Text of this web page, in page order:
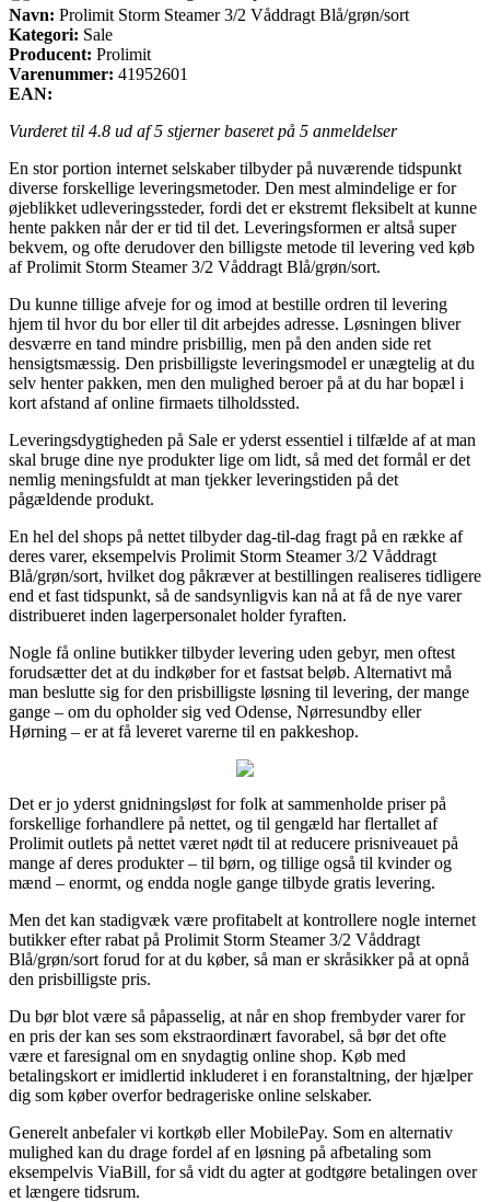
Navn: Prolimit Storm Steamer 3/2 Våddragt Blå/grøn/sort
Kategori: Sale
Producent: Prolimit
Varenummer: 41952601
EAN:
Vurderet til 4.8 ud af 5 stjerner baseret på 5 anmeldelser
En stor portion internet selskaber tilbyder på nuværende tidspunkt
diverse forskellige leveringsmetoder. Den mest almindelige er for
øjeblikket udleveringssteder, fordi det er ekstremt fleksibelt at kunne
hente pakken når der er tid til det. Leveringsformen er altså super
bekvem, og ofte derudover den billigste metode til levering ved køb
af Prolimit Storm Steamer 3/2 Våddragt Blå/grøn/sort.
Du kunne tillige afveje for og imod at bestille ordren til levering
hjem til hvor du bor eller til dit arbejdes adresse. Løsningen bliver
desværre en tand mindre prisbillig, men på den anden side ret
hensigtsmæssig. Den prisbilligste leveringsmodel er unægtelig at du
selv henter pakken, men den mulighed beroer på at du har bopæl i
kort afstand af online firmaets tilholdssted.
Leveringsdygtigheden på Sale er yderst essentiel i tilfælde af at man
skal bruge dine nye produkter lige om lidt, så med det formål er det
nemlig meningsfuldt at man tjekker leveringstiden på det
pågældende produkt.
En hel del shops på nettet tilbyder dag-til-dag fragt på en række af
deres varer, eksempelvis Prolimit Storm Steamer 3/2 Våddragt
Blå/grøn/sort, hvilket dog påkræver at bestillingen realiseres tidligere
end et fast tidspunkt, så de sandsynligvis kan nå at få de nye varer
distribueret inden lagerpersonalet holder fyraften.
Nogle få online butikker tilbyder levering uden gebyr, men oftest
forudsætter det at du indkøber for et fastsat beløb. Alternativt må
man beslutte sig for den prisbilligste løsning til levering, der mange
gange – om du opholder sig ved Odense, Nørresundby eller
Hørning – er at få leveret varerne til en pakkeshop.
Det er jo yderst gnidningsløst for folk at sammenholde priser på
forskellige forhandlere på nettet, og til gengæld har flertallet af
Prolimit outlets på nettet været nødt til at reducere prisniveauet på
mange af deres produkter – til børn, og tillige også til kvinder og
mænd – enormt, og endda nogle gange tilbyde gratis levering.
Men det kan stadigvæk være profitabelt at kontrollere nogle internet
butikker efter rabat på Prolimit Storm Steamer 3/2 Våddragt
Blå/grøn/sort forud for at du køber, så man er skråsikker på at opnå
den prisbilligste pris.
Du bør blot være så påpasselig, at når en shop frembyder varer for
en pris der kan ses som ekstraordinært favorabel, så bør det ofte
være et faresignal om en snydagtig online shop. Køb med
betalingskort er imidlertid inkluderet i en foranstaltning, der hjælper
dig som køber overfor bedrageriske online selskaber.
Generelt anbefaler vi kortkøb eller MobilePay. Som en alternativ
mulighed kan du drage fordel af en løsning på afbetaling som
eksempelvis ViaBill, for så vidt du agter at godtgøre betalingen over
et længere tidsrum.